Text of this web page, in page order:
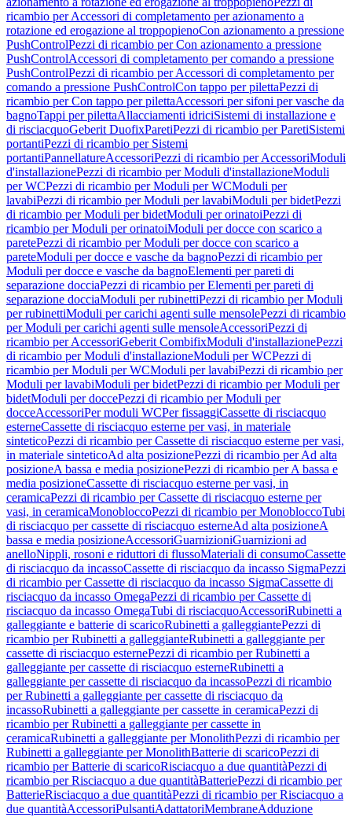
ricambio per Accessori di completamento per azionamento a
rotazione ed erogazione al troppopienoCon azionamento a pressione
PushControlPezzi di ricambio per Con azionamento a pressione
PushControlAccessori di completamento per comando a pressione
PushControlPezzi di ricambio per Accessori di completamento per
comando a pressione PushControlCon tappo per pilettaPezzi di
ricambio per Con tappo per pilettaAccessori per sifoni per vasche da
bagnoTappi per pilettaAllacciamenti idriciSistemi di installazione e
di risciacquoGeberit DuofixParetiPezzi di ricambio per ParetiSistemi
portantiPezzi di ricambio per Sistemi
portantiPannellatureAccessoriPezzi di ricambio per AccessoriModuli
d'installazionePezzi di ricambio per Moduli d'installazioneModuli
per WCPezzi di ricambio per Moduli per WCModuli per
lavabiPezzi di ricambio per Moduli per lavabiModuli per bidetPezzi
di ricambio per Moduli per bidetModuli per orinatoiPezzi di
ricambio per Moduli per orinatoiModuli per docce con scarico a
paretePezzi di ricambio per Moduli per docce con scarico a
pareteModuli per docce e vasche da bagnoPezzi di ricambio per
Moduli per docce e vasche da bagnoElementi per pareti di
separazione docciaPezzi di ricambio per Elementi per pareti di
separazione docciaModuli per rubinettiPezzi di ricambio per Moduli
per rubinettiModuli per carichi agenti sulle mensolePezzi di ricambio
per Moduli per carichi agenti sulle mensoleAccessoriPezzi di
ricambio per AccessoriGeberit CombifixModuli d'installazionePezzi
di ricambio per Moduli d'installazioneModuli per WCPezzi di
ricambio per Moduli per WCModuli per lavabiPezzi di ricambio per
Moduli per lavabiModuli per bidetPezzi di ricambio per Moduli per
bidetModuli per doccePezzi di ricambio per Moduli per
docceAccessoriPer moduli WCPer fissaggiCassette di risciacquo
esterneCassette di risciacquo esterne per vasi, in materiale
sinteticoPezzi di ricambio per Cassette di risciacquo esterne per vasi,
in materiale sinteticoAd alta posizionePezzi di ricambio per Ad alta
posizioneA bassa e media posizionePezzi di ricambio per A bassa e
media posizioneCassette di risciacquo esterne per vasi, in
ceramicaPezzi di ricambio per Cassette di risciacquo esterne per
vasi, in ceramicaMonobloccoPezzi di ricambio per MonobloccoTubi
di risciacquo per cassette di risciacquo esterneAd alta posizioneA
bassa e media posizioneAccessoriGuarnizioniGuarnizioni ad
anelloNippli, rosoni e riduttori di flussoMateriali di consumoCassette
di risciacquo da incassoCassette di risciacquo da incasso SigmaPezzi
di ricambio per Cassette di risciacquo da incasso SigmaCassette di
risciacquo da incasso OmegaPezzi di ricambio per Cassette di
risciacquo da incasso OmegaTubi di risciacquoAccessoriRubinetti a
galleggiante e batterie di scaricoRubinetti a galleggiantePezzi di
ricambio per Rubinetti a galleggianteRubinetti a galleggiante per
cassette di risciacquo esternePezzi di ricambio per Rubinetti a
galleggiante per cassette di risciacquo esterneRubinetti a
galleggiante per cassette di risciacquo da incassoPezzi di ricambio
per Rubinetti a galleggiante per cassette di risciacquo da
incassoRubinetti a galleggiante per cassette in ceramicaPezzi di
ricambio per Rubinetti a galleggiante per cassette in
ceramicaRubinetti a galleggiante per MonolithPezzi di ricambio per
Rubinetti a galleggiante per MonolithBatterie di scaricoPezzi di
ricambio per Batterie di scaricoRisciacquo a due quantitàPezzi di
ricambio per Risciacquo a due quantitàBatteriePezzi di ricambio per
BatterieRisciacquo a due quantitàPezzi di ricambio per Risciacquo a
due quantitàAccessoriPulsantiAdattatoriMembraneAdduzione